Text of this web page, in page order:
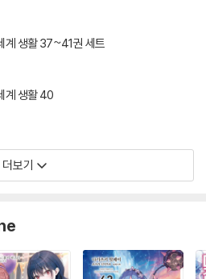
계 생활 37~41권 세트
계 생활 40
더보기